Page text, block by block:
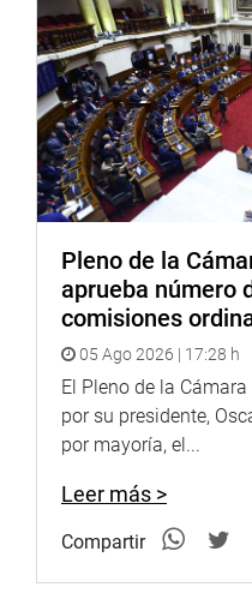
Pleno de la
aprueba número
comisiones
05 Ago 2026 | 17:28 h
El Pleno de la
por su presidente,
por mayoría, el...
Leer más >
Compartir